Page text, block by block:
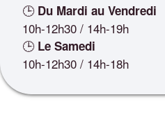
🕒 Du Mardi au Vendredi
10h-12h30 / 14h-19h
🕒 Le Samedi
10h-12h30 / 14h-18h